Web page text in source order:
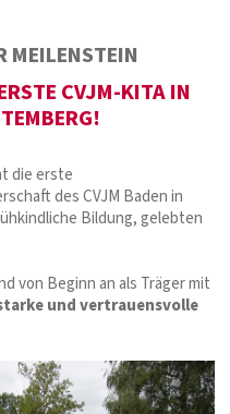
MEILENSTEIN
CVJM-KITA IN
die erste
des CVJM Baden in
Bildung, gelebten
von Beginn an als Träger mit
und vertrauensvolle